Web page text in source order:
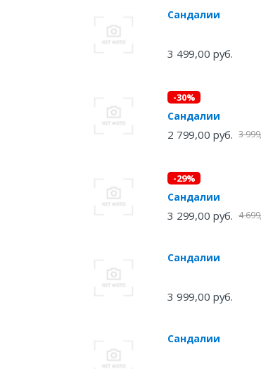
Сандалии
3 499,00 руб.
-30%
Сандалии
2 799,00 руб. 3
-29%
Сандалии
3 299,00 руб. 4
Сандалии
3 999,00 руб.
Сандалии